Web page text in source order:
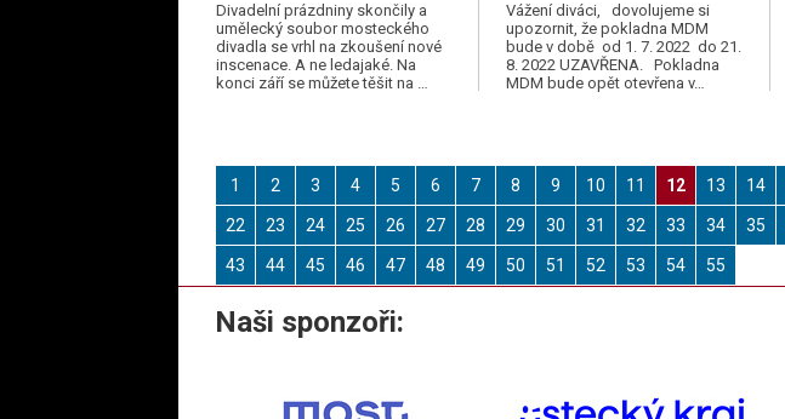
Divadelní prázdniny skončily a
umělecký soubor mosteckého
divadla se vrhl na zkoušení nové
inscenace. A ne ledajaké. Na
konci září se můžete těšit na …
Vážení diváci, dovolujeme si
upozornit, že pokladna MDM
bude v době od 1. 7. 2022 do 21.
8. 2022 UZAVŘENA. Pokladna
MDM bude opět otevřena v…
1 2 3 4 5 6 7 8 9 10 11 12 13 14
22 23 24 25 26 27 28 29 30 31 32 33 34 35
43 44 45 46 47 48 49 50 51 52 53 54 55
Naši sponzoři: